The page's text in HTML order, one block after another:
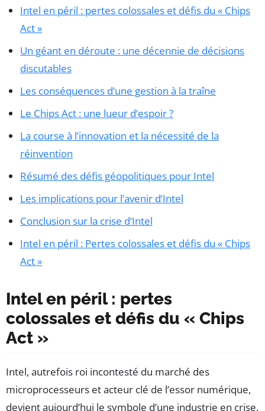
Intel en péril : pertes colossales et défis du « Chips
Act »
Un géant en déroute : une décennie de décisions
discutables
Les conséquences d’une gestion à la traîne
Le Chips Act : une lueur d’espoir ?
La course à l’innovation et la nécessité de la
réinvention
Résumé des défis géopolitiques pour Intel
Les implications pour l’avenir d’Intel
Conclusion sur la crise d’Intel
Intel en péril : Pertes colossales et défis du « Chips
Act »
Intel en péril : pertes
colossales et défis du « Chips
Act »
Intel, autrefois roi incontesté du marché des
microprocesseurs et acteur clé de l’essor numérique,
devient aujourd’hui le symbole d’une industrie en crise.